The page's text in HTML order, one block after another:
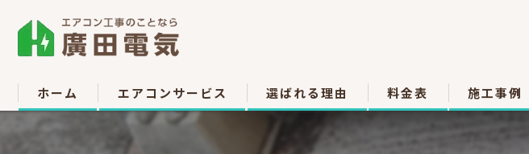
ホーム エアコンサービス
エアコン取付
選ばれる理由
お客様の声
料金表 施工事例